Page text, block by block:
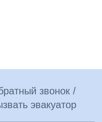
звонок /
эвакуатор